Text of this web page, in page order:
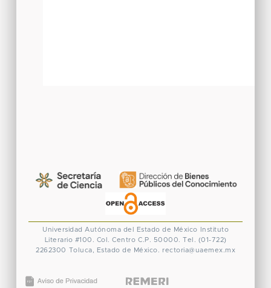
Universidad Autónoma del Estado de México
Instituto
Literario #100. Col. Centro C.P. 50000. Tel. (01-722)
2262300 Toluca, Estado de México. rectoria@uaemex.mx